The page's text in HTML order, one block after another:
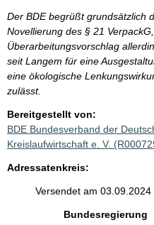
Der BDE begrüßt grundsätzlich
Novellierung des § 21
Überarbeitungsvorschlag
seit Langem für eine
eine ökologische
zulässt.
Bereitgestellt von:
BDE Bundesverband der
Kreislaufwirtschaft e. V.
Adressatenkreis:
Versendet am 03.09.2024
Bundesregierung